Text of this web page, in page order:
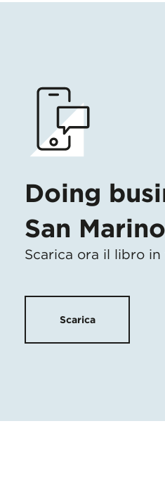
Doing
San Marino
Scarica ora il libro
Scarica